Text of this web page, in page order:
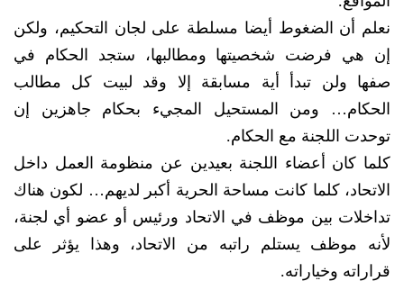
نعلم أن الضغوط أيضا مسلطة على لجان التحكيم، ولكن
إن هي فرضت شخصيتها ومطالبها، ستجد الحكام في
صفها ولن تبدأ أية مسابقة إلا وقد لبيت كل مطالب
الحكام… ومن المستحيل المجيء بحكام جاهزين إن
توحدت اللجنة مع الحكام.
كلما كان أعضاء اللجنة بعيدين عن منظومة العمل داخل
الاتحاد، كلما كانت مساحة الحرية أكبر لديهم… لكون هناك
تداخلات بين موظف في الاتحاد ورئيس أو عضو أي لجنة،
لأنه موظف يستلم راتبه من الاتحاد، وهذا يؤثر على
قراراته وخياراته.